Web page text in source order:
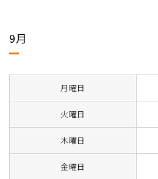
9月
月曜日
火曜日
木曜日
金曜日